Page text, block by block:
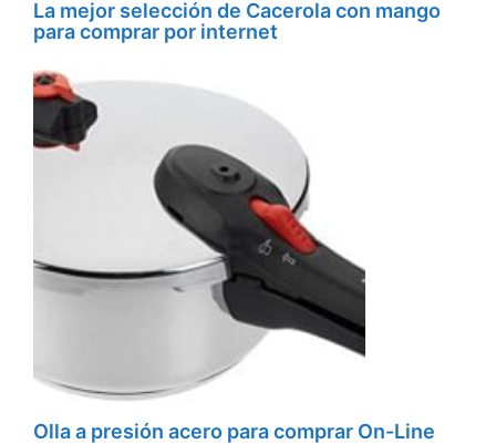
La mejor selección de Cacerola con mango
para comprar por internet
Olla a presión acero para comprar On-Line